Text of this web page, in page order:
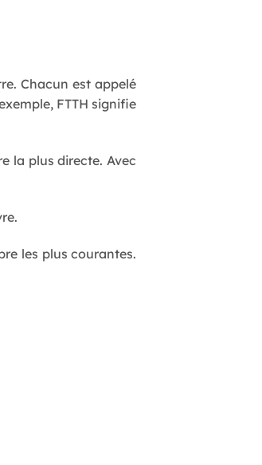
Chacun est appelé
FTTH signifie
la plus directe. Avec
les plus courantes.